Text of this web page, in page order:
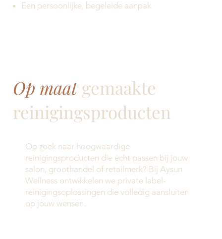
Een persoonlijke, begeleide aanpak
Op maatgemaakte
reinigingsproducten
Op zoek naar hoogwaardige
reinigingsproducten die écht passen bij jouw
salon, groothandel of retailmerk? Bij Aysun
Wellness ontwikkelen we private label-
reinigingsoplossingen die volledig aansluiten
op jouw wensen.